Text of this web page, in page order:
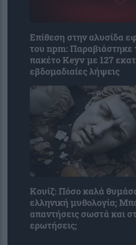
Επίθεση στην αλυσίδα
του npm: Παραβιάστηκε
πακέτο Keyv με 127
εβδομαδιαίες λήψεις
Κουίζ: Πόσο καλά
ελληνική μυθολογία;
απαντήσεις σωστά και
ερωτήσεις;